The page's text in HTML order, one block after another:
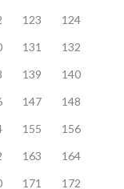
123
124
131
132
139
140
147
148
155
156
163
164
171 172